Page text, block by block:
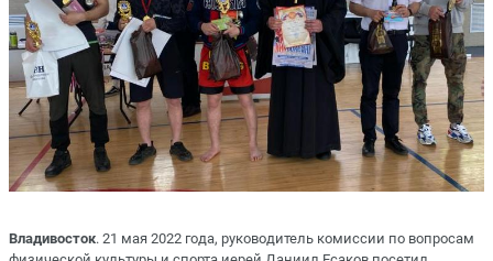
Владивосток. 21 мая 2022 года, руководитель комиссии по вопросам